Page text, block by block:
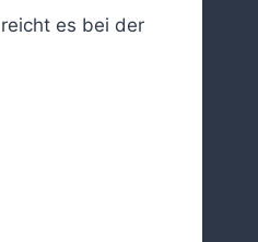
es bei der